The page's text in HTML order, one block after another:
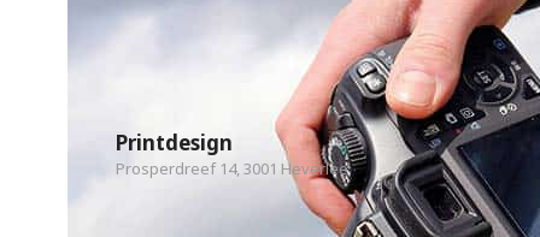
Printdesign
Prosperdreef 14, 3001 Heverlee